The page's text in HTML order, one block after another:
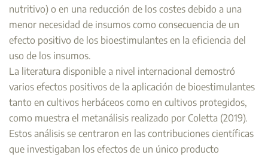
nutritivo) o en una reducción de los costes debido a una
menor necesidad de insumos como consecuencia de un
efecto positivo de los bioestimulantes en la eficiencia del
uso de los insumos.
La literatura disponible a nivel internacional demostró
varios efectos positivos de la aplicación de bioestimulantes
tanto en cultivos herbáceos como en cultivos protegidos,
como muestra el metanálisis realizado por Coletta (2019).
Estos análisis se centraron en las contribuciones científicas
que investigaban los efectos de un único producto